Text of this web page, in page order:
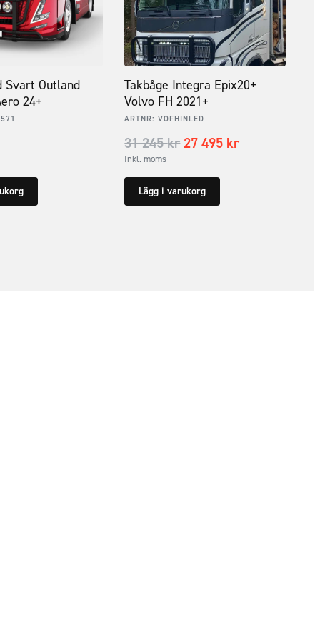
Svart Outland
24+
Takbåge Integra Epix20+
Volvo FH 2021+
ARTNR:VOFHINLED
31 245kr 27 495 kr
Inkl. moms
Lägg i varukorg